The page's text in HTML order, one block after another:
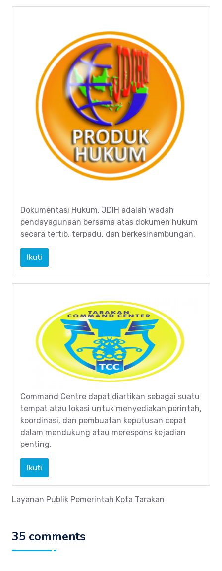
Dokumentasi Hukum. JDIH adalah wadah
pendayagunaan bersama atas dokumen hukum
secara tertib, terpadu, dan berkesinambungan.
Ikuti
Command Centre dapat diartikan sebagai suatu
tempat atau lokasi untuk menyediakan perintah,
koordinasi, dan pembuatan keputusan cepat
dalam mendukung atau merespons kejadian
penting.
Ikuti
Layanan Publik Pemerintah Kota Tarakan
35 comments